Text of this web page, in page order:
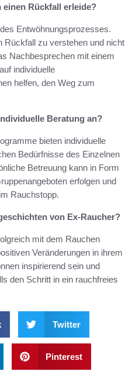
Rückfall erleide?
Entwöhnungsprozesses.
Rückfall zu verstehen und nicht
Nachbesprechen mit einem
individuelle
helfen, den Weg zum
Beratung an?
bieten individuelle
Bedürfnisse des Einzelnen
Betreuung kann in Form
erfolgen und
Rauchstopp.
von Ex-Raucher?
mit dem Rauchen
Veränderungen in ihrem
inspirierend sein und
den Schritt in ein rauchfreies
Twitter
Pinterest